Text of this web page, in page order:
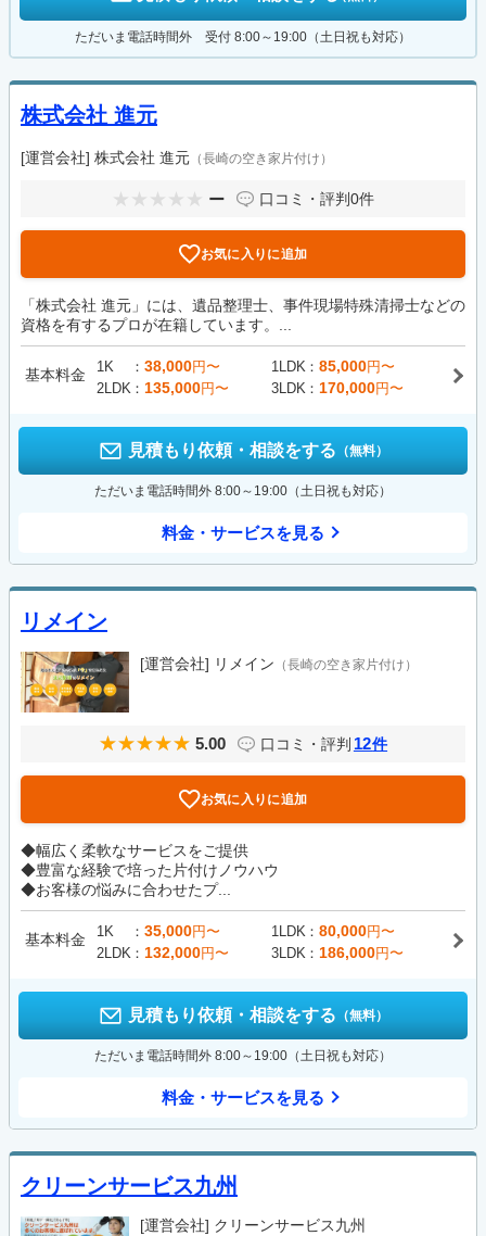
ただいま電話時間外 受付 8:00～19:00（土日祝も対応）
株式会社 進元
[運営会社] 株式会社 進元 （長崎の空き家片付け）
ー 口コミ・評判0件
お気に入りに追加
「株式会社 進元」には、遺品整理士、事件現場特殊清掃士などの
資格を有するプロが在籍しています。...
基本料金 1K 38,000円〜 1LDK 85,000円〜
2LDK
135,000円〜 3LDK 170,000円〜
見積もり依頼・相談をする （無料）
ただいま電話時間外 8:00～19:00（土日祝も対応）
料金・サービスを見る
リメイン
[運営会社] リメイン （長崎の空き家片付け）
5.00 口コミ・評判 12件
お気に入りに追加
◆幅広く柔軟なサービスをご提供
◆豊富な経験で培った片付けノウハウ
◆お客様の悩みに合わせたプ...
基本料金 1K 35,000円〜 1LDK 80,000円〜
2LDK
132,000円〜 3LDK 186,000円〜
見積もり依頼・相談をする （無料）
ただいま電話時間外 8:00～19:00（土日祝も対応）
料金・サービスを見る
クリーンサービス九州
[運営会社] クリーンサービス九州